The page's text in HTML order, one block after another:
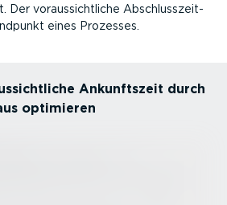
Der voraus­sicht­liche Abschluss­zeit­
eines Prozesses.
Ankunftszeit durch
optimieren